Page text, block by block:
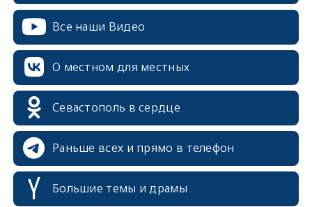
Все наши Видео
О местном для местных
Севастополь в сердце
Раньше всех и прямо в телефон
Большие темы и драмы